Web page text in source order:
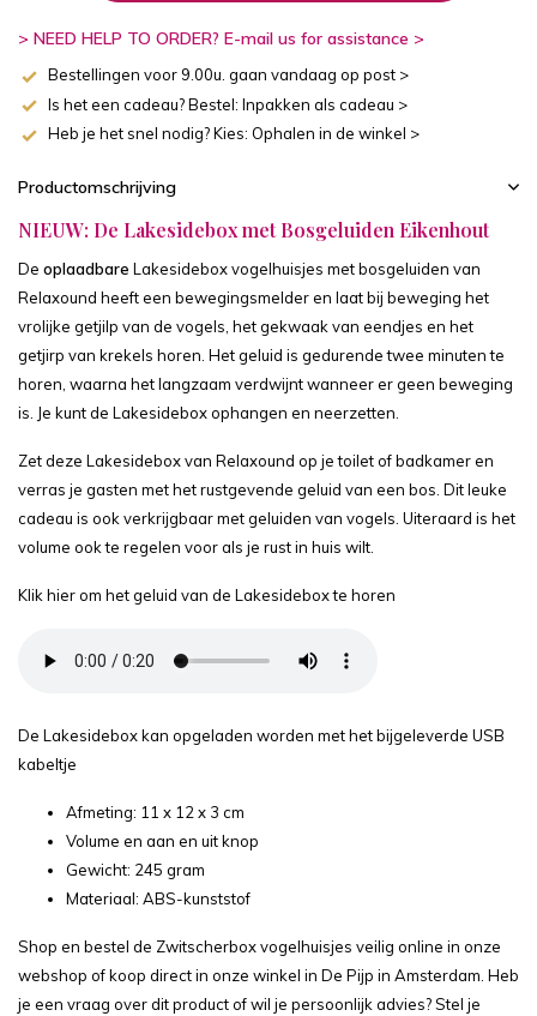
> NEED HELP TO ORDER? E-mail us for assistance >
Bestellingen voor 9.00u. gaan vandaag op post >
Is het een cadeau? Bestel: Inpakken als cadeau >
Heb je het snel nodig? Kies: Ophalen in de winkel >
Productomschrijving
NIEUW: De Lakesidebox met Bosgeluiden Eikenhout
De oplaadbare Lakesidebox vogelhuisjes met bosgeluiden van
Relaxound heeft een bewegingsmelder en laat bij beweging het
vrolijke getjilp van de vogels, het gekwaak van eendjes en het
getjirp van krekels horen. Het geluid is gedurende twee minuten te
horen, waarna het langzaam verdwijnt wanneer er geen beweging
is. Je kunt de Lakesidebox ophangen en neerzetten.
Zet deze Lakesidebox van Relaxound op je toilet of badkamer en
verras je gasten met het rustgevende geluid van een bos. Dit leuke
cadeau is ook verkrijgbaar met geluiden van vogels. Uiteraard is het
volume ook te regelen voor als je rust in huis wilt.
Klik hier om het geluid van de Lakesidebox te horen
De Lakesidebox kan opgeladen worden met het bijgeleverde USB
kabeltje
Afmeting: 11 x 12 x 3 cm
Volume en aan en uit knop
Gewicht: 245 gram
Materiaal: ABS-kunststof
Shop en bestel de Zwitscherbox vogelhuisjes veilig online in onze
webshop of koop direct in onze winkel in De Pijp in Amsterdam. Heb
je een vraag over dit product of wil je persoonlijk advies? Stel je